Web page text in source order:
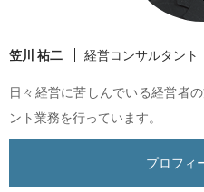
笠川 祐二 経営コンサルタント
日々経営に苦しんでいる経営者
ント業務を行っています。
プロフィ